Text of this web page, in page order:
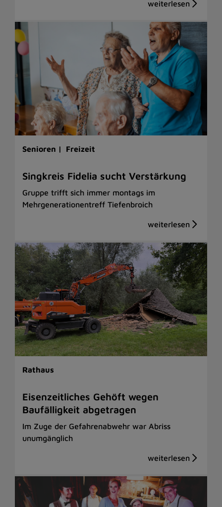
Senioren | Freizeit
Singkreis Fidelia sucht Verstärkung
Gruppe trifft sich immer montags im
Mehrgenerationentreff Tiefenbroich
Rathaus
Eisenzeitliches Gehöft wegen
Baufälligkeit abgetragen
Im Zuge der Gefahrenabwehr war Abriss
unumgänglich